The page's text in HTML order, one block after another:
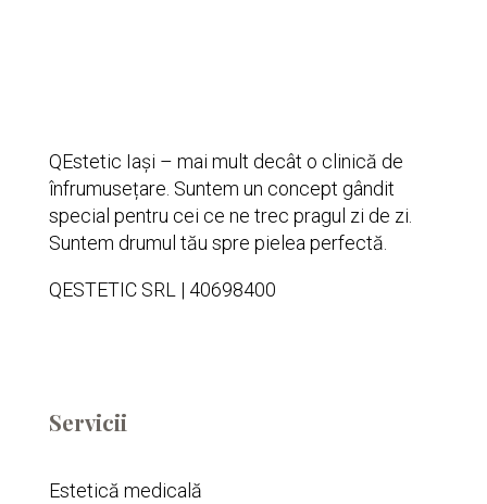
QEstetic Iași – mai mult decât o clinică de
înfrumusețare. Suntem un concept gândit
special pentru cei ce ne trec pragul zi de zi.
Suntem drumul tău spre pielea perfectă.
QESTETIC SRL | 40698400
Servicii
Estetică medicală